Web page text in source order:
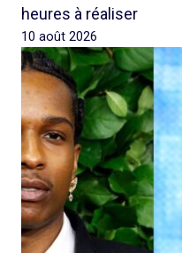
heures à réaliser
10 août 2026